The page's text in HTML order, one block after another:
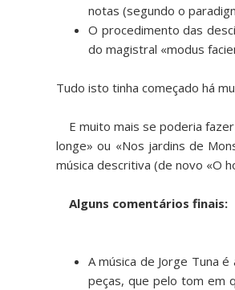
notas (segundo o
O procedimento das
do magistral «modus
Tudo isto tinha começado há
E muito mais se poderia
longe» ou «Nos jardins de
música descritiva (de novo «O
Alguns comentários finais:
A música de Jorge Tuna
peças, que pelo tom em